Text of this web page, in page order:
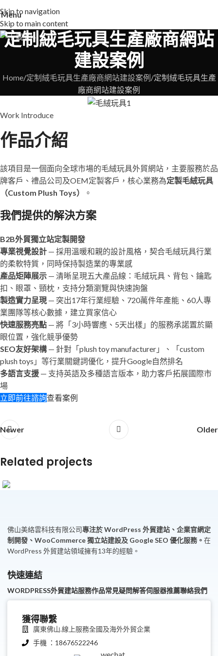
Skip to navigation
Skip to main content
Menu
定制絨毛玩具生產廠商網站
建設案例
Home 定制絨毛玩具生產廠商網站建設案例 定制絨毛玩具生產
廠商網站建設案例
Work Introduce
作品介紹
該項目是一個面向全球市場的毛絨玩具外貿網站，主要服務於品
牌客戶、禮品公司及OEM定製客戶，核心業務為定製毛絨玩具
（Custom Plush Toys）
。
我們提供的解決方案
B2B外貿獨立站定製開發
專業視覺設計 — 採用溫暖和親的設計風格，契合毛絨玩具行業
的柔軟特質，同時保持製造業的專業感
產品矩陣展示 — 清晰呈現五大產品線：毛絨玩具、背包、鑰匙
扣、眼罩、頸枕，支持分類瀏覽與快速詢盤
製造實力呈現 — 突出17年行業經驗、720萬件年產能、60人專
業團隊等核心數據，建立買家信心
快速服務亮點 — 將「3小時響應、5天出樣」的服務承諾置於顯
眼位置，強化競爭優勢
SEO友好架構— 針對「plush toy manufacturer」、「custom
plush toys」等行業關鍵詞優化，提升Google自然排名
多語言支援 — 支持英語及多種語言版本，助力客戶拓展國際市
場
立即前往諮詢查看案例
Newer Older
Related projects
佛山美絡雲科技有限公司專注於 WordPress 外貿建站、企業官網定
制開發、WooCommerce 獨立站建設及 Google SEO 優化服務。 在
WordPress 外貿建站領域擁有13年的經驗。
快速連結
WORDPRESS外貿建站服務作品常見疑問解答伺服器推薦聯絡我們
獲得聯繫
廣東佛山.線上服務全國及海外外貿企業
手機 ：18676522246